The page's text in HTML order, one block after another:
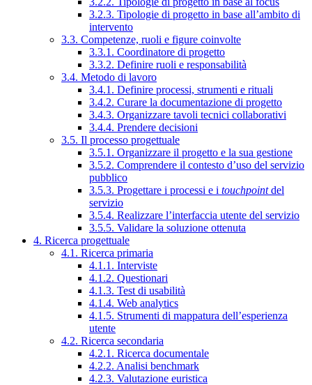
3.2.3. Tipologie di progetto in base all’ambito di
intervento
3.3. Competenze, ruoli e figure coinvolte
3.3.1. Coordinatore di progetto
3.3.2. Definire ruoli e responsabilità
3.4. Metodo di lavoro
3.4.1. Definire processi, strumenti e rituali
3.4.2. Curare la documentazione di progetto
3.4.3. Organizzare tavoli tecnici collaborativi
3.4.4. Prendere decisioni
3.5. Il processo progettuale
3.5.1. Organizzare il progetto e la sua gestione
3.5.2. Comprendere il contesto d’uso del servizio
pubblico
3.5.3. Progettare i processi e i touchpointdel
servizio
3.5.4. Realizzare l’interfaccia utente del servizio
3.5.5. Validare la soluzione ottenuta
4. Ricerca progettuale
4.1. Ricerca primaria
4.1.1. Interviste
4.1.2. Questionari
4.1.3. Test di usabilità
4.1.4. Web analytics
4.1.5. Strumenti di mappatura dell’esperienza
utente
4.2. Ricerca secondaria
4.2.1. Ricerca documentale
4.2.2. Analisi benchmark
4.2.3. Valutazione euristica